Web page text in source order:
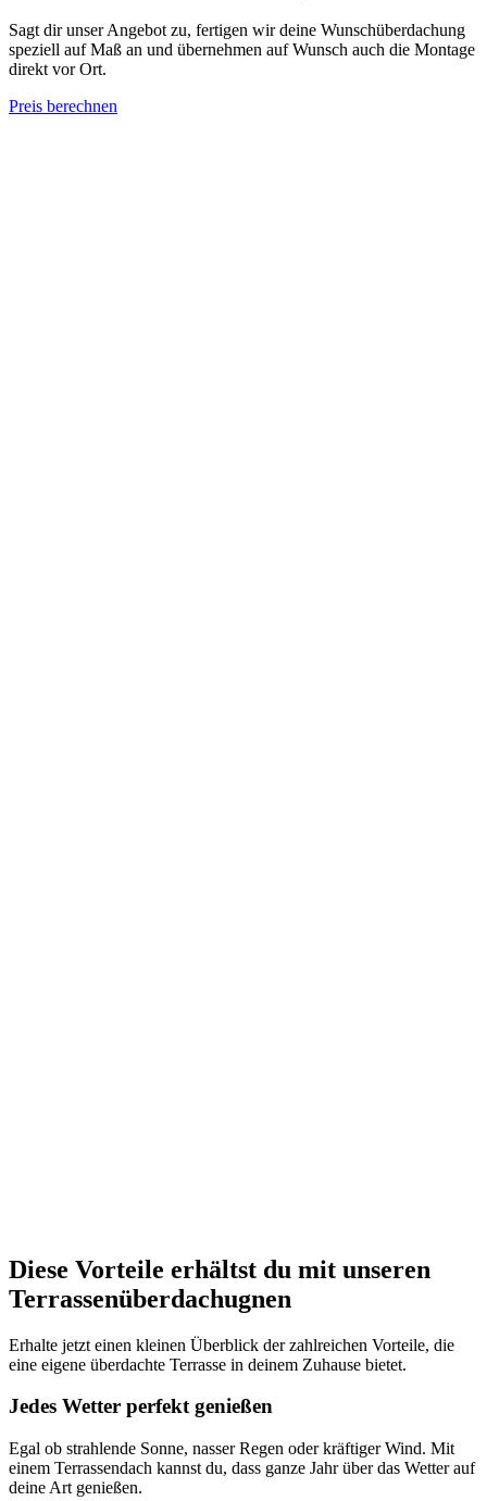
Sagt dir unser Angebot zu, fertigen wir deine Wunschüberdachung
speziell auf Maß an und übernehmen auf Wunsch auch die Montage
direkt vor Ort.
Preis berechnen
Diese Vorteile erhältst du mit unseren
Terrassenüberdachugnen
Erhalte jetzt einen kleinen Überblick der zahlreichen Vorteile, die
eine eigene überdachte Terrasse in deinem Zuhause bietet.
Jedes Wetter perfekt genießen
Egal ob strahlende Sonne, nasser Regen oder kräftiger Wind. Mit
einem Terrassendach kannst du, dass ganze Jahr über das Wetter auf
deine Art genießen.